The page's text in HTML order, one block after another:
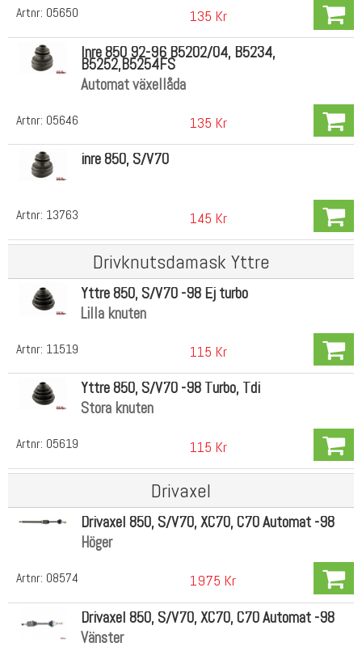
Artnr: 05650 135 Kr
Artnr: 05646
Inre 850 92-96 B5202/04, B5234,
B5252,B5254FS
Automat växellåda
135 Kr
Artnr: 13763
inre 850, S/V70
145 Kr
Drivknutsdamask Yttre
Artnr: 11519
Yttre 850, S/V70 -98 Ej turbo
Lilla knuten
115 Kr
Artnr: 05619
Yttre 850, S/V70 -98 Turbo, Tdi
Stora knuten
115 Kr
Drivaxel
Artnr: 08574
Drivaxel 850, S/V70, XC70, C70 Automat -98
Höger
1975 Kr
Drivaxel 850, S/V70, XC70, C70 Automat -98
Vänster